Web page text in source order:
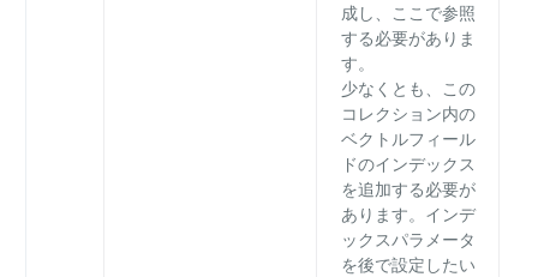
成し、ここで参照
する必要がありま
す。
少なくとも、この
コレクション内の
ベクトルフィール
ドのインデックス
を追加する必要が
あります。インデ
ックスパラメータ
を後で設定したい